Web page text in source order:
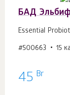
БАД
Essential
#500663 15
45 Br